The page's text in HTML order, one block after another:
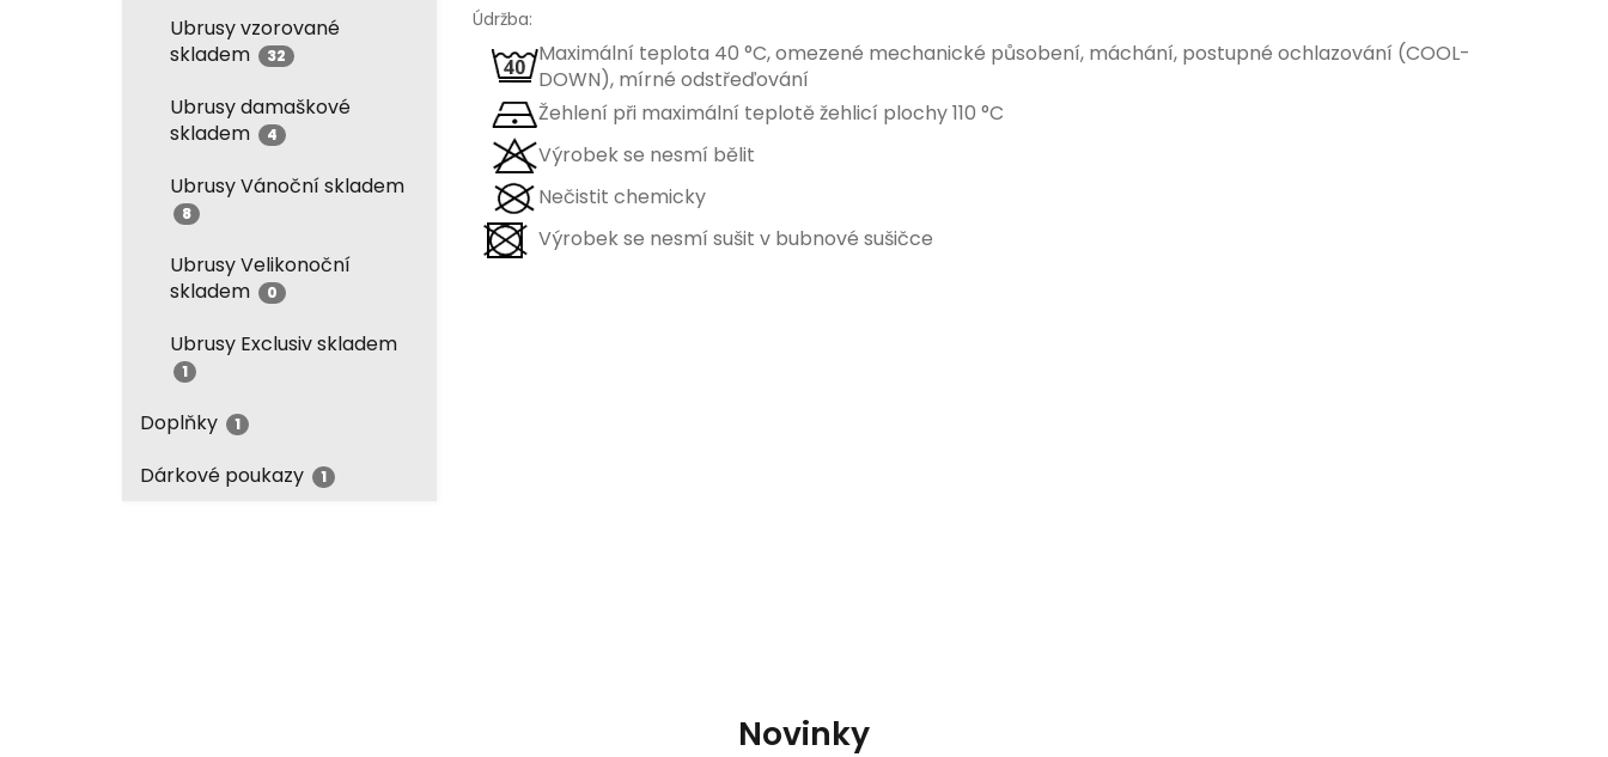
Ubrusy vzorované
skladem
32
Ubrusy damaškové
skladem
4
Ubrusy Vánoční skladem
8
Ubrusy Velikonoční
skladem
0
Ubrusy Exclusiv skladem
1
Doplňky 1
Dárkové poukazy 1
Údržba:
Maximální teplota 40 °C, omezené mechanické působení, máchání, postupné ochlazování (COOL-
DOWN), mírné odstřeďování
Žehlení při maximální teplotě žehlicí plochy 110 °C
Výrobek se nesmí bělit
Nečistit chemicky
Výrobek se nesmí sušit v bubnové sušičce
Novinky